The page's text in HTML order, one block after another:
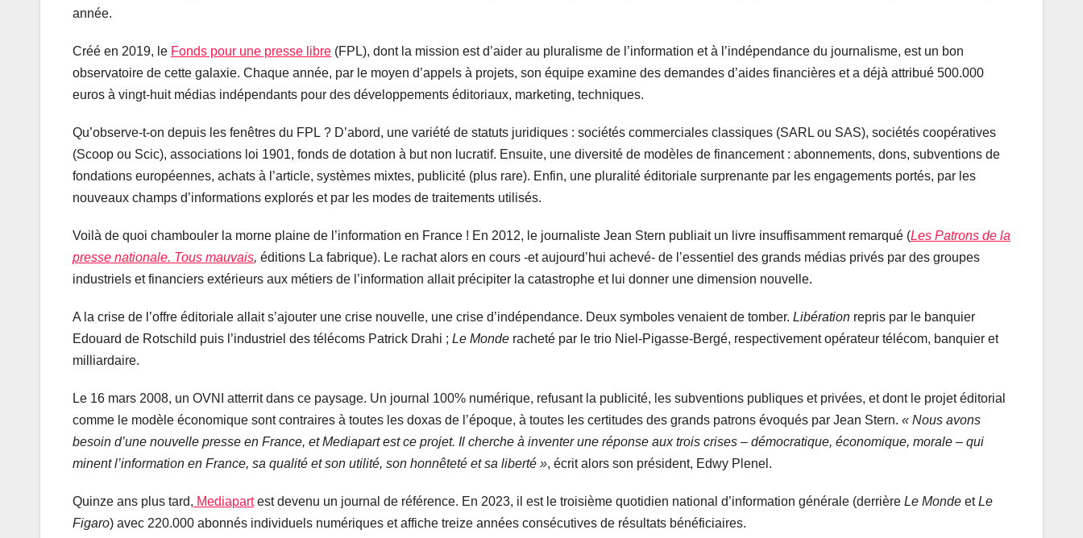
année.
Créé en 2019, le Fonds pour une presse libre (FPL), dont la mission est d’aider au pluralisme de l’information et à l’indépendance du journalisme, est un bon
observatoire de cette galaxie. Chaque année, par le moyen d’appels à projets, son équipe examine des demandes d’aides financières et a déjà attribué 500.000
euros à vingt-huit médias indépendants pour des développements éditoriaux, marketing, techniques.
Qu’observe-t-on depuis les fenêtres du FPL ? D’abord, une variété de statuts juridiques : sociétés commerciales classiques (SARL ou SAS), sociétés coopératives
(Scoop ou Scic), associations loi 1901, fonds de dotation à but non lucratif. Ensuite, une diversité de modèles de financement : abonnements, dons, subventions de
fondations européennes, achats à l’article, systèmes mixtes, publicité (plus rare). Enfin, une pluralité éditoriale surprenante par les engagements portés, par les
nouveaux champs d’informations explorés et par les modes de traitements utilisés.
Voilà de quoi chambouler la morne plaine de l’information en France ! En 2012, le journaliste Jean Stern publiait un livre insuffisamment remarqué (Les Patrons de la
presse nationale. Tous mauvais, éditions La fabrique). Le rachat alors en cours -et aujourd’hui achevé- de l’essentiel des grands médias privés par des groupes
industriels et financiers extérieurs aux métiers de l’information allait précipiter la catastrophe et lui donner une dimension nouvelle.
A la crise de l’offre éditoriale allait s’ajouter une crise nouvelle, une crise d’indépendance. Deux symboles venaient de tomber. Libération repris par le banquier
Edouard de Rotschild puis l’industriel des télécoms Patrick Drahi ; Le Monde racheté par le trio Niel-Pigasse-Bergé, respectivement opérateur télécom, banquier et
milliardaire.
Le 16 mars 2008, un OVNI atterrit dans ce paysage. Un journal 100% numérique, refusant la publicité, les subventions publiques et privées, et dont le projet éditorial
comme le modèle économique sont contraires à toutes les doxas de l’époque, à toutes les certitudes des grands patrons évoqués par Jean Stern. « Nous avons
besoin d’une nouvelle presse en France, et Mediapart est ce projet. Il cherche à inventer une réponse aux trois crises – démocratique, économique, morale – qui
minent l’information en France, sa qualité et son utilité, son honnêteté et sa liberté », écrit alors son président, Edwy Plenel.
Quinze ans plus tard, Mediapartest devenu un journal de référence. En 2023, il est le troisième quotidien national d’information générale (derrière Le Monde etLe
Figaro) avec 220.000 abonnés individuels numériques et affiche treize années consécutives de résultats bénéficiaires.